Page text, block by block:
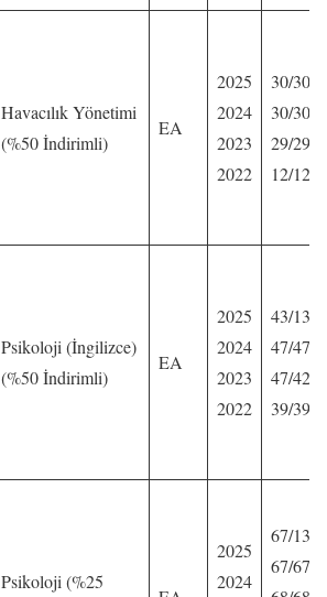
Havacılık Yönetimi
(%50 İndirimli)
EA
2025
2024
2023
2022
30/30
30/30
29/29
12/12
Psikoloji (İngilizce)
(%50 İndirimli)
EA
2025
2024
2023
2022
43/13
47/47
47/42
39/39
Psikoloji (%25
2025
2024
67/13
67/67